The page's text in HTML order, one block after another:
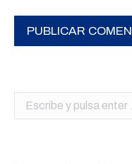
PUBLICAR
Buscar: